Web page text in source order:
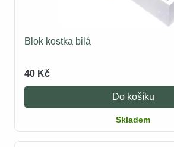
Blok kostka bilá
40 Kč
Do košíku
Skladem